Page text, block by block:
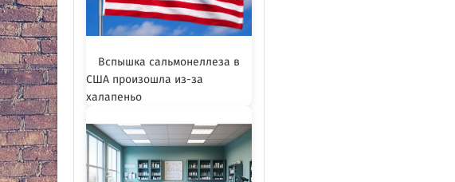
Вспышка сальмонеллеза в
США произошла из-за
халапеньо